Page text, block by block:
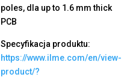
poles, dla up to 1.6 mm thick
PCB
Specyfikacja produktu:
https://www.ilme.com/en/view-
product/?